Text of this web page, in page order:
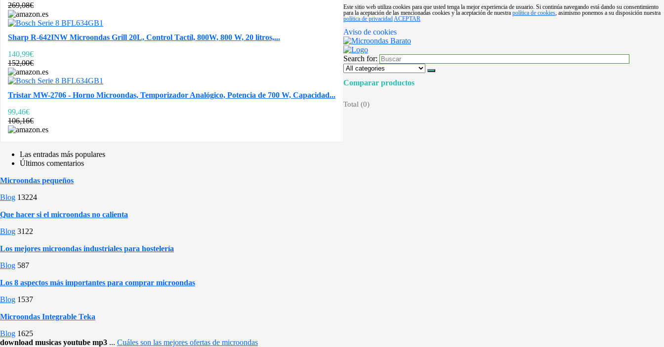
269,08€
Sharp R-642INW Microondas Grill 20L, Control Tactíl, 800W, 800 W, 20 litros,...
140,99€
152,00€
Tristar MW-2706 - Horno Microondas, Temporizador Analógico, Potencia de 700 W, Capacidad...
99,46€
106,16€
Las entradas más populares
Últimos comentarios
Microondas pequeños
Blog 13224
Que hacer si el microondas no calienta
Blog 3122
Los mejores microondas industriales para hostelería
Blog 587
Los 8 aspectos más importantes para comprar microondas
Blog 1537
Microondas Integrable Teka
Blog 1625
download musicas youtube mp3 ... Cuáles son las mejores ofertas de microondas
Este sitio web utiliza cookies para que usted tenga la mejor experiencia de usuario. Si continúa navegando está dando su consentimiento
para la aceptación de las mencionadas cookies y la aceptación de nuestra política de cookies, asimismo ponemos a su disposición nuestra
política de privacidadACEPTAR
Aviso de cookies
Search for:
Comparar productos
Total (0)